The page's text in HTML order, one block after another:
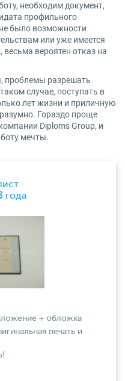
необходим документ,
профильного
было возможности
или уже имеется
весьма вероятен отказ на
проблемы разрешать
случае, поступать в
лет жизни и приличную
Гораздо проще
Diploms Group, и
мечты.
года
+ обложка
печать и